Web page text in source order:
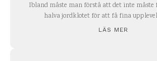
Ibland måste man förstå att det inte måste
halva jordklotet för att få fina
LÄS MER